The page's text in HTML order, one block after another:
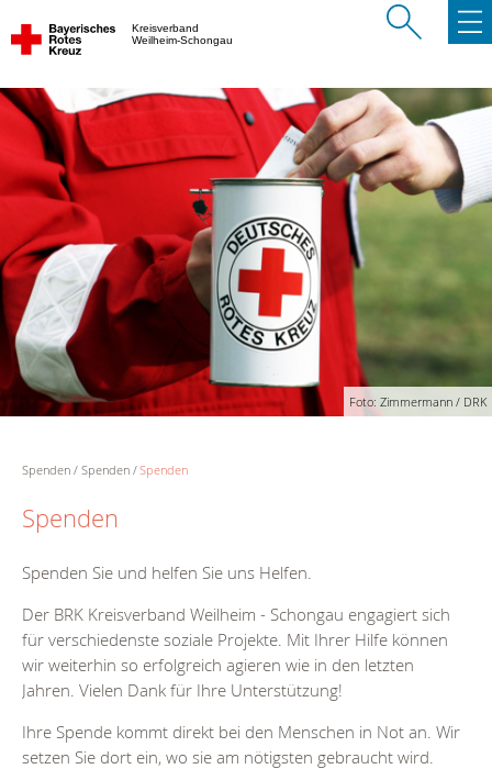
Kreisverband
Weilheim-Schongau
Foto: Zimmermann / DRK
Spenden Spenden Spenden
Spenden
Spenden Sie und helfen Sie uns Helfen.
Der BRK Kreisverband Weilheim - Schongau engagiert sich
für verschiedenste soziale Projekte. Mit Ihrer Hilfe können
wir weiterhin so erfolgreich agieren wie in den letzten
Jahren. Vielen Dank für Ihre Unterstützung!
Ihre Spende kommt direkt bei den Menschen in Not an. Wir
setzen Sie dort ein, wo sie am nötigsten gebraucht wird.